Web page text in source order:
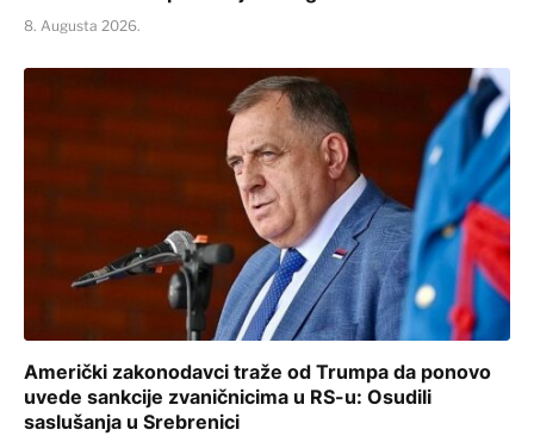
8. Augusta 2026.
Američki zakonodavci traže od Trumpa da ponovo
uvede sankcije zvaničnicima u RS-u: Osudili
saslušanja u Srebrenici